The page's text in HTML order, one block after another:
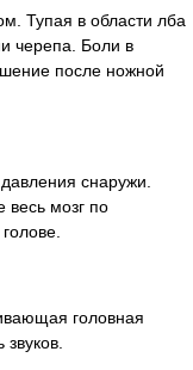
Тупая в области лба
черепа. Боли в
после ножной
снаружи.
мозг по
головная